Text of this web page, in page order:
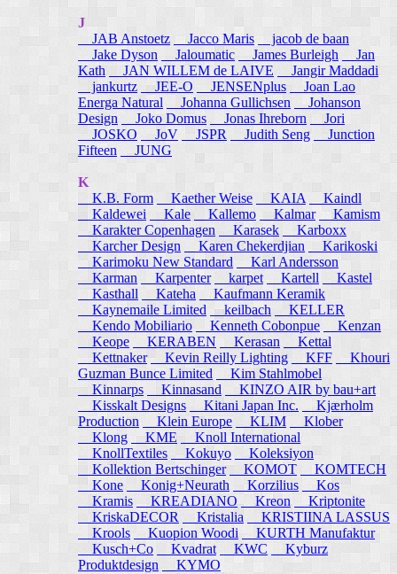
J
JAB Anstoetz
Jacco Maris
jacob de baan
Jake Dyson
Jaloumatic James Burleigh
Jan
Kath
JAN WILLEM de LAIVE
Jangir Maddadi
jankurtz JEE-O JENSENplus
Joan Lao
Energa Natural
Johanna Gullichsen
Johanson
Design
Joko Domus Jonas Ihreborn
Jori
JOSKO
JoV JSPR Judith Seng
Junction
Fifteen
JUNG
K
K.B. Form
Kaether Weise KAIA
Kaindl
Kaldewei
Kale Kallemo Kalmar
Kamism
Karakter Copenhagen
Karasek
Karboxx
Karcher Design
Karen Chekerdjian
Karikoski
Karimoku New Standard
Karl Andersson
Karman
Karpenter karpet Kartell
Kastel
Kasthall
Kateha
Kaufmann Keramik
Kaynemaile Limited keilbach
KELLER
Kendo Mobiliario
Kenneth Cobonpue
Kenzan
Keope
KERABEN Kerasan
Kettal
Kettnaker Kevin Reilly Lighting KFF
Khouri
Guzman Bunce Limited
Kim Stahlmobel
Kinnarps
Kinnasand
KINZO AIR by bau+art
Kisskalt Designs
Kitani Japan Inc.
Kjærholm
Production
Klein Europe KLIM
Klober
Klong
KME
Knoll International
KnollTextiles
Kokuyo
Koleksiyon
Kollektion Bertschinger KOMOT
KOMTECH
Kone
Konig+Neurath Korzilius
Kos
Kramis
KREADIANO Kreon
Kriptonite
KriskaDECOR
Kristalia
KRISTIINA LASSUS
Krools
Kuopion Woodi
KURTH Manufaktur
Kusch+Co
Kvadrat KWC
Kyburz
Produktdesign
KYMO